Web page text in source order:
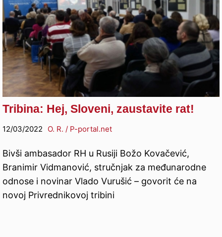
Tribina: Hej, Sloveni, zaustavite rat!
12/03/2022 O. R. / P-portal.net
Bivši ambasador RH u Rusiji Božo Kovačević,
Branimir Vidmanović, stručnjak za međunarodne
odnose i novinar Vlado Vurušić – govorit će na
novoj Privrednikovoj tribini